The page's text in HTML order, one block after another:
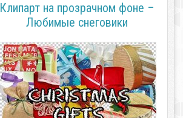
Клипарт на прозрачном фоне –
Любимые снеговики